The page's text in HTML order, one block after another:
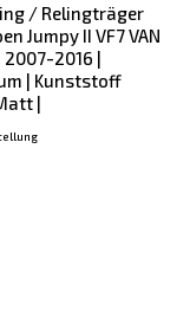
/ Relingträger
Jumpy II VF7 VAN
2007-2016 |
| Kunststoff
|